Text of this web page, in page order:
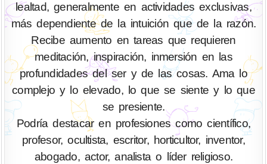
lealtad, generalmente en actividades exclusivas,
más dependiente de la intuición que de la razón.
Recibe aumento en tareas que requieren
meditación, inspiración, inmersión en las
profundidades del ser y de las cosas. Ama lo
complejo y lo elevado, lo que se siente y lo que
se presiente.
Podría destacar en profesiones como científico,
profesor, ocultista, escritor, horticultor, inventor,
abogado, actor, analista o líder religioso.